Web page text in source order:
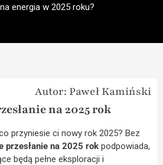
energia w 2025 roku?
Autor: Paweł Kamiński
na 2025 rok
przyniesie ci nowy rok 2025? Bez
przesłanie na 2025 rok podpowiada,
będą pełne eksploracji i